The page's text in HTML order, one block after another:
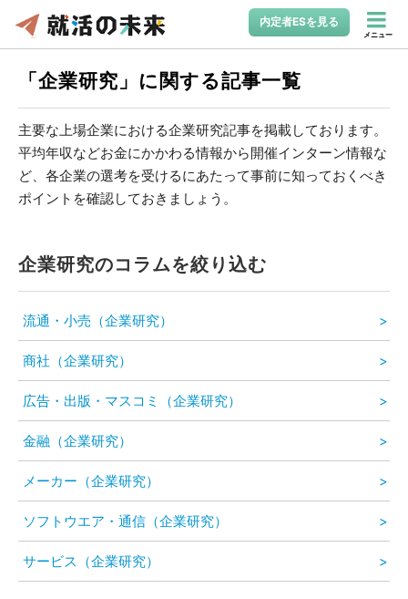
内定者ESを見る
メニュー
「企業研究」に関する記事一覧
主要な上場企業における企業研究記事を掲載しております。
平均年収などお金にかかわる情報から開催インターン情報な
ど、各企業の選考を受けるにあたって事前に知っておくべき
ポイントを確認しておきましょう。
企業研究のコラムを絞り込む
流通・小売（企業研究）
商社（企業研究）
広告・出版・マスコミ（企業研究）
金融（企業研究）
メーカー（企業研究）
ソフトウエア・通信（企業研究）
サービス（企業研究）